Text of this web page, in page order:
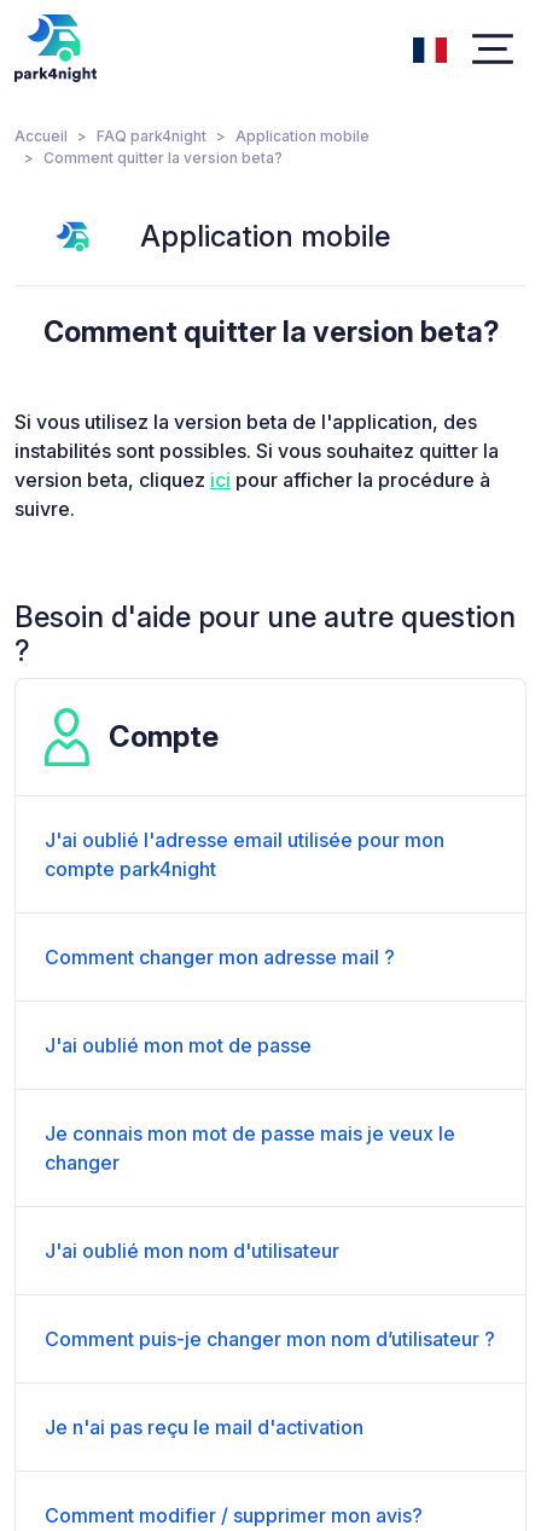
Accueil FAQ park4night
Application mobile
Comment quitter la version beta?
Application mobile
Comment quitter la version beta?
Si vous utilisez la version beta de l'application, des
instabilités sont possibles. Si vous souhaitez quitter la
version beta, cliquez ici pour afficher la procédure à
suivre.
Besoin d'aide pour une autre question
?
Compte
J'ai oublié l'adresse email utilisée pour mon
compte park4night
Comment changer mon adresse mail ?
J'ai oublié mon mot de passe
Je connais mon mot de passe mais je veux le
changer
J'ai oublié mon nom d'utilisateur
Comment puis-je changer mon nom d’utilisateur ?
Je n'ai pas reçu le mail d'activation
Comment modifier / supprimer mon avis?